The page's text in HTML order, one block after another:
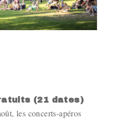
(21 dates)
les concerts-apéros